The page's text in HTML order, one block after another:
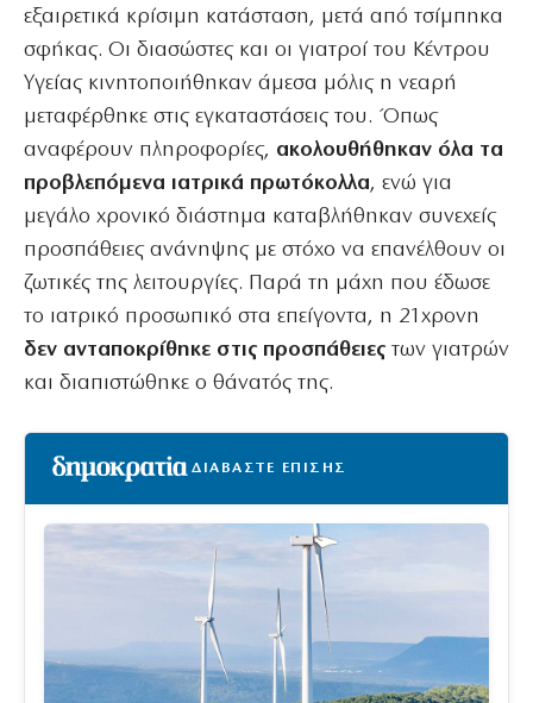
εξαιρετικά κρίσιμη κατάσταση, μετά από τσίμπηκα
σφήκας. Οι διασώστες και οι γιατροί του Κέντρου
Υγείας κινητοποιήθηκαν άμεσα μόλις η νεαρή
μεταφέρθηκε στις εγκαταστάσεις του. Όπως
αναφέρουν πληροφορίες, ακολουθήθηκαν όλα τα
προβλεπόμενα ιατρικά πρωτόκολλα, ενώ για
μεγάλο χρονικό διάστημα καταβλήθηκαν συνεχείς
προσπάθειες ανάνηψης με στόχο να επανέλθουν οι
ζωτικές της λειτουργίες. Παρά τη μάχη που έδωσε
το ιατρικό προσωπικό στα επείγοντα, η 21χρονη
δεν ανταποκρίθηκε στις προσπάθειες των γιατρών
και διαπιστώθηκε ο θάνατός της.
ΔΙΑΒΑΣΤΕ ΕΠΙΣΗΣ